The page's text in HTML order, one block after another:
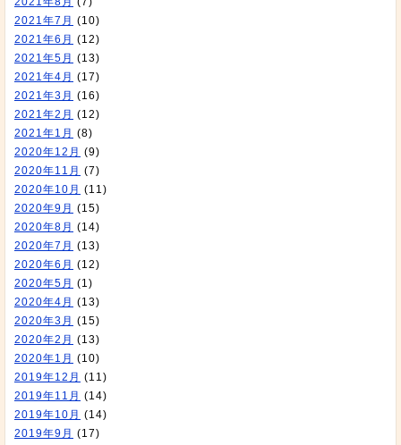
2021年7月 (10)
2021年6月 (12)
2021年5月 (13)
2021年4月 (17)
2021年3月 (16)
2021年2月 (12)
2021年1月 (8)
2020年12月 (9)
2020年11月 (7)
2020年10月 (11)
2020年9月 (15)
2020年8月 (14)
2020年7月 (13)
2020年6月 (12)
2020年5月 (1)
2020年4月 (13)
2020年3月 (15)
2020年2月 (13)
2020年1月 (10)
2019年12月 (11)
2019年11月 (14)
2019年10月 (14)
2019年9月 (17)